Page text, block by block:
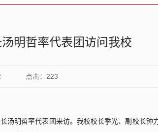
明哲率代表团访问我校
点击： 223
汤明哲率代表团来访。我校校长季光、副校长